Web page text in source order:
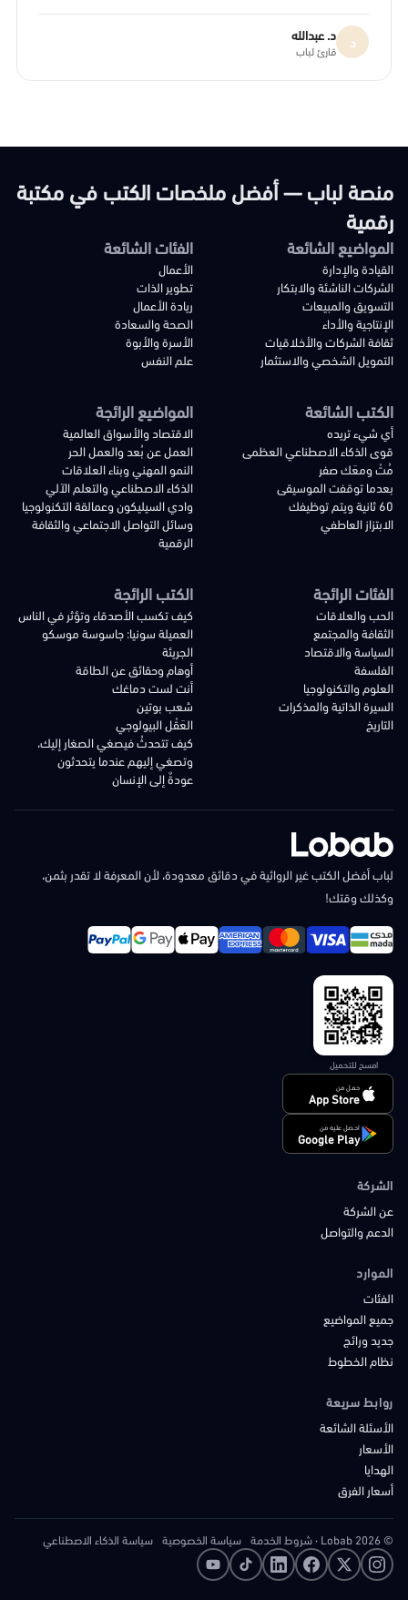
د د. عبدالله
قارئ لباب
منصة لباب — أفضل ملخصات الكتب في مكتبة
رقمية
المواضيع الشائعة
القيادة والإدارة
الشركات الناشئة والابتكار
التسويق والمبيعات
الإنتاجية والأداء
ثقافة الشركات والأخلاقيات
التمويل الشخصي والاستثمار
الفئات الشائعة
الأعمال
تطوير الذات
ريادة الأعمال
الصحة والسعادة
الأسرة والأبوة
علم النفس
الكتب الشائعة
أي شيء تريده
قوى الذكاء الاصطناعي العظمى
مُتْ ومعَك صفر
بعدما توقفت الموسيقى
60 ثانية ويتم توظيفك
الابتزاز العاطفي
المواضيع الرائجة
الاقتصاد والأسواق العالمية
العمل عن بُعد والعمل الحر
النمو المهني وبناء العلاقات
الذكاء الاصطناعي والتعلم الآلي
وادي السيليكون وعمالقة التكنولوجيا
وسائل التواصل الاجتماعي والثقافة
الرقمية
الفئات الرائجة
الحب والعلاقات
الثقافة والمجتمع
السياسة والاقتصاد
الفلسفة
العلوم والتكنولوجيا
السيرة الذاتية والمذكرات
التاريخ
الكتب الرائجة
كيف تكسب الأصدقاء وتؤثر في الناس
العميلة سونيا: جاسوسة موسكو
الجريئة
أوهام وحقائق عن الطاقة
أنت لست دماغك
شعب بوتين
العَقْل البيولوجي
كيف تتحدثُ فيصغي الصغار إليك،
وتصغي إليهم عندما يتحدثون
عودةٌ إلى الإنسان
لباب أفضل الكتب غير الروائية في دقائق معدودة، لأن المعرفة لا تقدر بثمن،
وكذلك وقتك!
امسح للتحميل
حمل من
App Store
احصل عليه من
Google Play
الشركة
عن الشركة
الدعم والتواصل
الموارد
الفئات
جميع المواضيع
جديد ورائج
نظام الخطوط
روابط سريعة
الأسئلة الشائعة
الأسعار
الهدايا
أسعار الفرق
© 2026 Lobab
· شروط الخدمة سياسة الخصوصية سياسة الذكاء الاصطناعي